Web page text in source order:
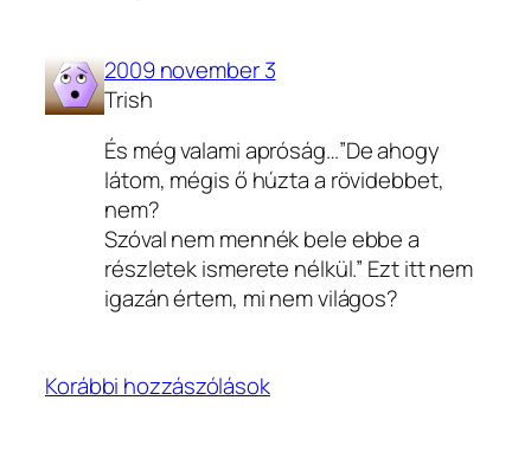
2009 november 3
Trish
És még valami apróság…”De ahogy
látom, mégis ő húzta a rövidebbet,
nem?
Szóval nem mennék bele ebbe a
részletek ismerete nélkül.” Ezt itt nem
igazán értem, mi nem világos?
Korábbi hozzászólások